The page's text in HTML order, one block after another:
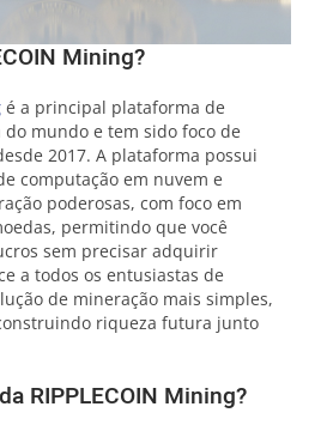
Mining?
é a principal plataforma de
mundo e tem sido foco de
2017. A plataforma possui
computação em nuvem e
poderosas, com foco em
permitindo que você
sem precisar adquirir
a todos os entusiastas de
de mineração mais simples,
riqueza futura junto
RIPPLECOIN Mining?